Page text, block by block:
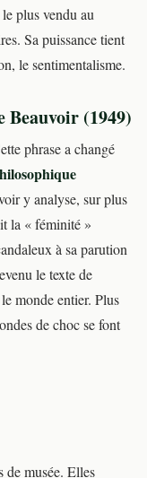
plus vendu au
Sa puissance tient
le sentimentalisme.
Beauvoir (1949)
phrase a changé
y analyse, sur plus
la « féminité »
à sa parution
le texte de
monde entier. Plus
de choc se font
de musée. Elles